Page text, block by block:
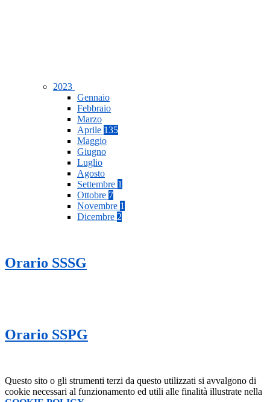
2023
Gennaio
Febbraio
Marzo
Aprile 135
Maggio
Giugno
Luglio
Agosto
Settembre 1
Ottobre 7
Novembre 1
Dicembre 2
Orario SSSG
Orario SSPG
Questo sito o gli strumenti terzi da questo utilizzati si avvalgono di
cookie necessari al funzionamento ed utili alle finalità illustrate nella